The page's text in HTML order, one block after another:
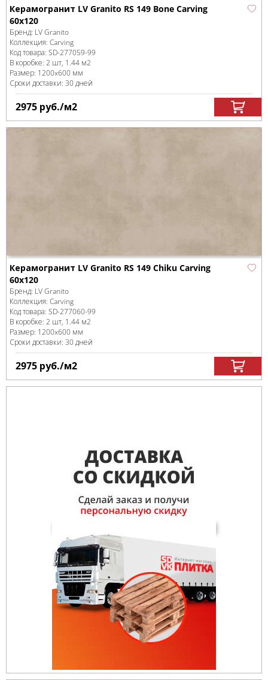
Керамогранит LV Granito RS 149 Bone Carving
60x120
Бренд: LV Granito
Коллекция: Carving
Код товара: SD-277059-99
В коробке: 2 шт, 1.44 м2
Размер: 1200x600 мм
Сроки доставки: 30 дней
2975 руб./м2
Керамогранит LV Granito RS 149 Chiku Carving
60x120
Бренд: LV Granito
Коллекция: Carving
Код товара: SD-277060-99
В коробке: 2 шт, 1.44 м2
Размер: 1200x600 мм
Сроки доставки: 30 дней
2975 руб./м2